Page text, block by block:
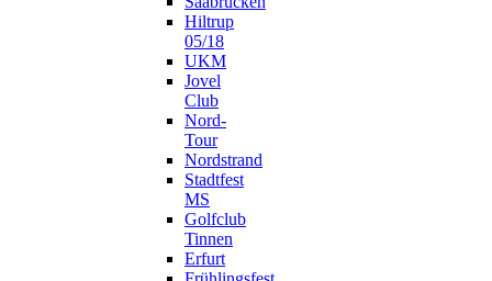
Hiltrup
05/18
UKM
Jovel
Club
Nord-
Tour
Nordstrand
Stadtfest
MS
Golfclub
Tinnen
Erfurt